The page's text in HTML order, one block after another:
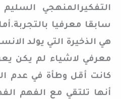
التفكيرالمنهجي
سابقا معرفيا
هي الذخيرة التي يولد
معرفي لاشياء لم يكن
كانت أقل وطأة في عدم
أنها تلتقي مع الفهم